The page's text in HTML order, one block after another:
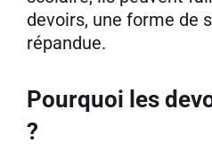
devoirs, une forme de
répandue.
Pourquoi les
?